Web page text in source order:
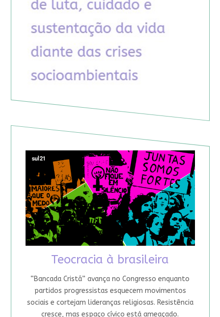
Teocracia à brasileira
“Bancada Cristã” avança no Congresso enquanto
partidos progressistas esquecem movimentos
sociais e cortejam lideranças religiosas. Resistência
cresce, mas espaço cívico está ameaçado.